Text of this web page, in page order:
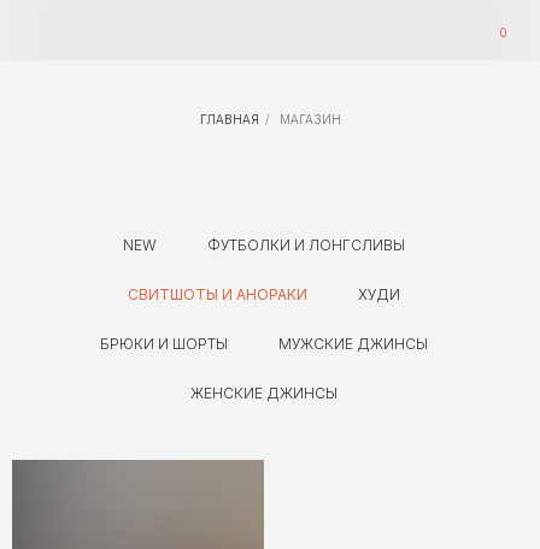
0
ГЛАВНАЯ / МАГАЗИН
NEW ФУТБОЛКИ И ЛОНГСЛИВЫ
СВИТШОТЫ И АНОРАКИ ХУДИ
БРЮКИ И ШОРТЫ МУЖСКИЕ ДЖИНСЫ
ЖЕНСКИЕ ДЖИНСЫ